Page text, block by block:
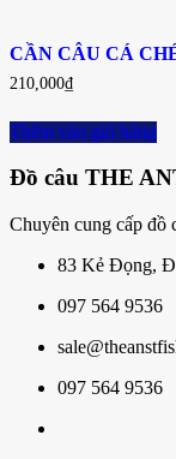
CẦN CÂU CÁ
210,000₫
Thêm vào giỏ hàng
Đồ câu THE
Chuyên cung cấp đồ
83 Kẻ Đọng,
097 564 9536
097 564 9536